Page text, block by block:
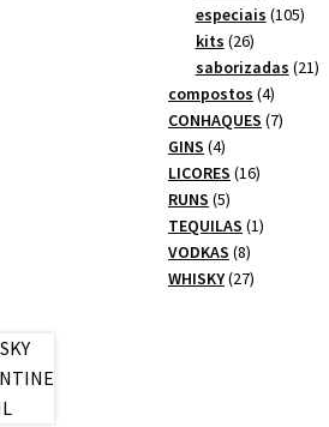
especiais 105105
kits 2626
produtos
saborizadas 2121
compostos 44
produtos
CONHAQUES 77
GINS 44
produtos
LICORES 1616
RUNS 55
produtos
TEQUILAS 11
VODKAS 88
produtos
WHISKY 2727